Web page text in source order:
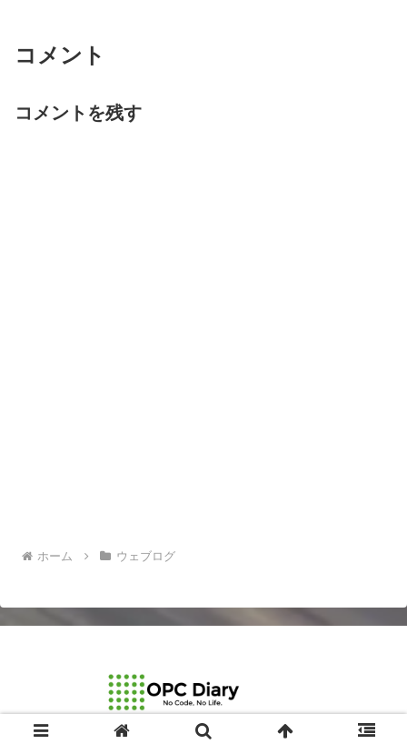
コメント
コメントを残す
ホーム ウェブログ
© 2003-2026 OPCDiary.